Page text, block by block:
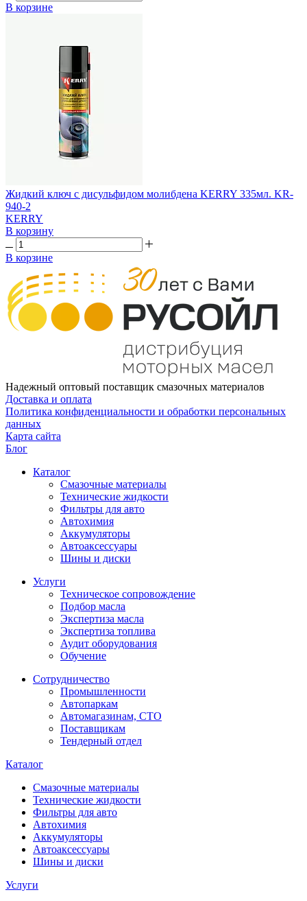
В корзине
Жидкий ключ с дисульфидом молибдена KERRY 335мл. KR-
940-2
KERRY
В корзину
В корзине
Надежный оптовый поставщик смазочных материалов
Доставка и оплата
Политика конфиденциальности и обработки персональных
данных
Карта сайта
Блог
Каталог
Смазочные материалы
Технические жидкости
Фильтры для авто
Автохимия
Аккумуляторы
Автоаксессуары
Шины и диски
Услуги
Техническое сопровождение
Подбор масла
Экспертиза масла
Экспертиза топлива
Аудит оборудования
Обучение
Сотрудничество
Промышленности
Автопаркам
Автомагазинам, СТО
Поставщикам
Тендерный отдел
Каталог
Смазочные материалы
Технические жидкости
Фильтры для авто
Автохимия
Аккумуляторы
Автоаксессуары
Шины и диски
Услуги